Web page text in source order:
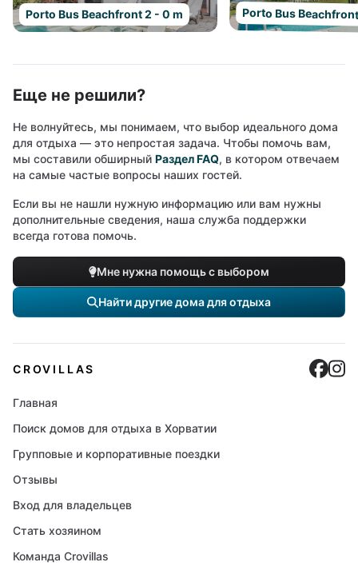
Porto Bus Beachfront 2 - 0 m Porto Bus
Еще не решили?
Не волнуйтесь, мы понимаем, что выбор идеального дома
для отдыха — это непростая задача. Чтобы помочь вам,
мы составили обширный Раздел FAQ, в котором отвечаем
на самые частые вопросы наших гостей.
Если вы не нашли нужную информацию или вам нужны
дополнительные сведения, наша служба поддержки
всегда готова помочь.
Мне нужна помощь с выбором
Найти другие дома для отдыха
CROVILLAS
Главная
Поиск домов для отдыха в Хорватии
Групповые и корпоративные поездки
Отзывы
Вход для владельцев
Стать хозяином
Команда Crovillas